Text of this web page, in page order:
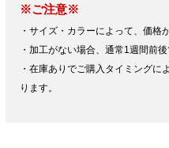
※ご注意※
・サイズ・カラーによって、価格
・加工がない場合、通常1週間前
・在庫ありでご購入タイミングに
ります。